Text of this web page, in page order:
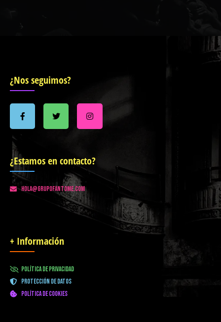
¿Nos seguimos?
¿Estamos en contacto?
hola@grupofantome.com
+ Información